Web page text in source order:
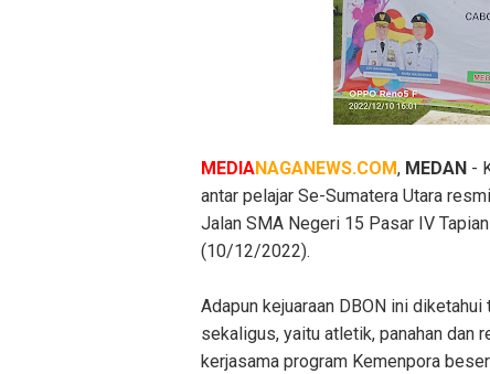
MEDIANAGANEWS.COM, MEDAN -
antar pelajar Se-Sumatera Utara
Jalan SMA Negeri 15 Pasar IV
(10/12/2022).
Adapun kejuaraan DBON ini
sekaligus, yaitu atletik, panahan dan
kerjasama program Kemenpora